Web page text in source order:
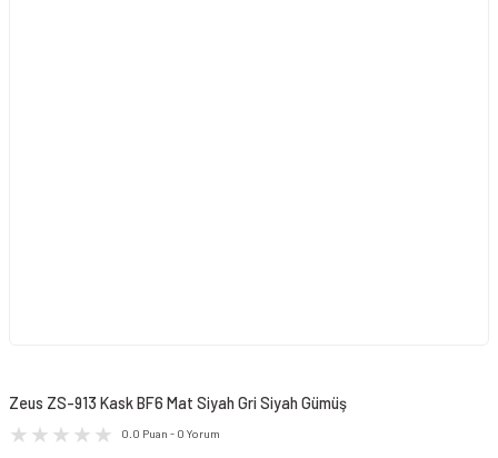
Zeus ZS-913 Kask BF6 Mat Siyah Gri Siyah Gümüş
0.0 Puan - 0 Yorum